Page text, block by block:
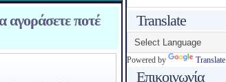
ποτέ
Translate
Powered by Translate
Επικοινωνία